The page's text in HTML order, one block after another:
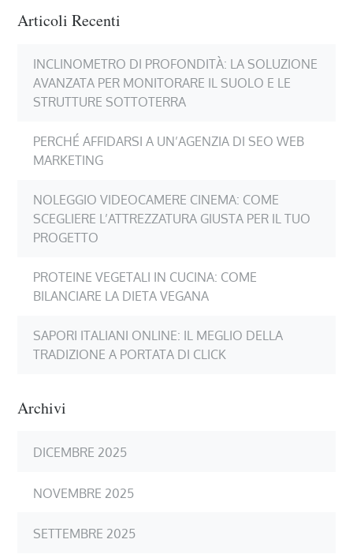
Articoli Recenti
INCLINOMETRO DI PROFONDITÀ: LA SOLUZIONE
AVANZATA PER MONITORARE IL SUOLO E LE
STRUTTURE SOTTOTERRA
PERCHÉ AFFIDARSI A UN’AGENZIA DI SEO WEB
MARKETING
NOLEGGIO VIDEOCAMERE CINEMA: COME
SCEGLIERE L’ATTREZZATURA GIUSTA PER IL TUO
PROGETTO
PROTEINE VEGETALI IN CUCINA: COME
BILANCIARE LA DIETA VEGANA
SAPORI ITALIANI ONLINE: IL MEGLIO DELLA
TRADIZIONE A PORTATA DI CLICK
Archivi
DICEMBRE 2025
NOVEMBRE 2025
SETTEMBRE 2025